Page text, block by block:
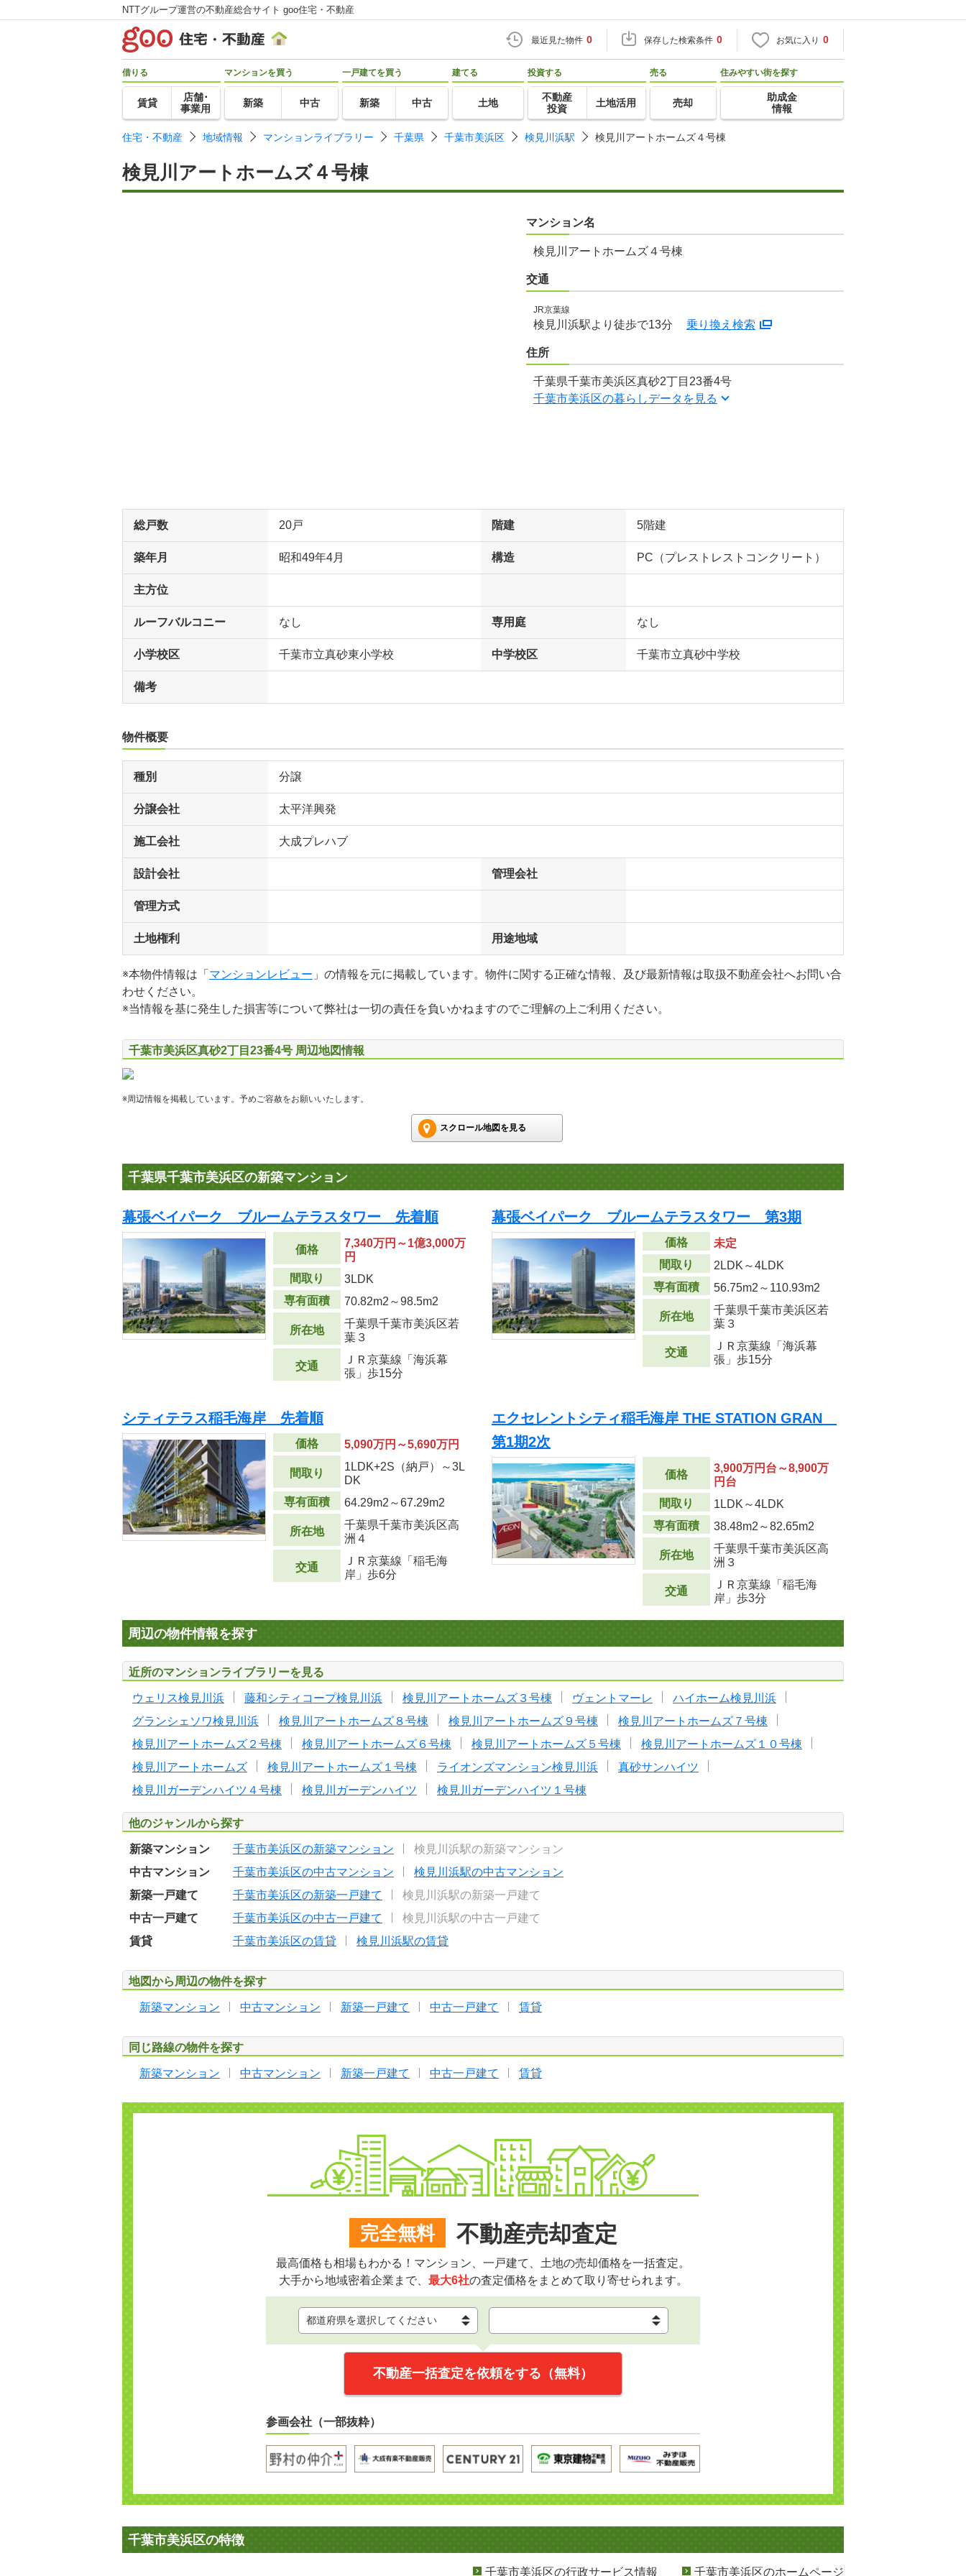
NTTグループ運営の不動産総合サイト goo住宅・不動産
最近見た物件 0 保存した検索条件 0 お気に入り 0
借りる
賃貸
店舗･
事業用
マンションを買う
新築 中古
一戸建てを買う
新築 中古
建てる
土地
投資する
不動産
投資
土地活用
売る
売却
住みやすい街を探す
助成金
情報
住宅・不動産 地域情報 マンションライブラリー 千葉県 千葉市美浜区 検見川浜駅 検見川アートホームズ４号棟
検見川アートホームズ４号棟
マンション名
検見川アートホームズ４号棟
交通
JR京葉線
検見川浜駅より徒歩で13分 乗り換え検索
住所
千葉県千葉市美浜区真砂2丁目23番4号
千葉市美浜区の暮らしデータを見る
総戸数 20戸 階建 5階建
築年月 昭和49年4月 構造 PC（プレストレストコンクリート）
主方位
ルーフバルコニー なし 専用庭 なし
小学校区 千葉市立真砂東小学校 中学校区 千葉市立真砂中学校
備考
物件概要
種別 分譲
分譲会社 太平洋興発
施工会社 大成プレハブ
設計会社 管理会社
管理方式
土地権利 用途地域
※本物件情報は「 マンションレビュー 」の情報を元に掲載しています。物件に関する正確な情報、及び最新情報は取扱不動産会社へお問い合
わせください。
※当情報を基に発生した損害等について弊社は一切の責任を負いかねますのでご理解の上ご利用ください。
千葉市美浜区真砂2丁目23番4号 周辺地図情報
※周辺情報を掲載しています。予めご容赦をお願いいたします。
スクロール地図を見る
千葉県千葉市美浜区の新築マンション
幕張ベイパーク ブルームテラスタワー 先着順
価格
7,340万円～1億3,000万
円
間取り
3LDK
専有面積
70.82m2 ～98.5m2
所在地
千葉県千葉市美浜区若
葉３
交通
ＪＲ京葉線「海浜幕
張」歩15分
幕張ベイパーク ブルームテラスタワー 第3期
価格
未定
間取り
2LDK～4LDK
専有面積
56.75m2 ～110.93m2
所在地
千葉県千葉市美浜区若
葉３
交通
ＪＲ京葉線「海浜幕
張」歩15分
シティテラス稲毛海岸 先着順
価格 5,090万円～5,690万円
間取り
1LDK+2S（納戸）～3L
DK
専有面積
64.29m2 ～67.29m2
所在地
千葉県千葉市美浜区高
洲４
交通
ＪＲ京葉線「稲毛海
岸」歩6分
エクセレントシティ稲毛海岸 THE STATION GRAN
第1期2次
価格
3,900万円台～8,900万
円台
間取り
1LDK～4LDK
専有面積
38.48m2 ～82.65m2
所在地
千葉県千葉市美浜区高
洲３
交通
ＪＲ京葉線「稲毛海
岸」歩3分
周辺の物件情報を探す
近所のマンションライブラリーを見る
ウェリス検見川浜 藤和シティコープ検見川浜 検見川アートホームズ３号棟 ヴェントマーレ
ハイホーム検見川浜
グランシェソワ検見川浜
検見川アートホームズ８号棟 検見川アートホームズ９号棟
検見川アートホームズ７号棟
検見川アートホームズ２号棟
検見川アートホームズ６号棟 検見川アートホームズ５号棟
検見川アートホームズ１０号棟
検見川アートホームズ
検見川アートホームズ１号棟 ライオンズマンション検見川浜
真砂サンハイツ
検見川ガーデンハイツ４号棟
検見川ガーデンハイツ 検見川ガーデンハイツ１号棟
他のジャンルから探す
新築マンション 千葉市美浜区の新築マンション
検見川浜駅の新築マンション
中古マンション
千葉市美浜区の中古マンション
検見川浜駅の中古マンション
新築一戸建て
千葉市美浜区の新築一戸建て
検見川浜駅の新築一戸建て
中古一戸建て
千葉市美浜区の中古一戸建て
検見川浜駅の中古一戸建て
賃貸
千葉市美浜区の賃貸 検見川浜駅の賃貸
地図から周辺の物件を探す
新築マンション 中古マンション 新築一戸建て 中古一戸建て 賃貸
同じ路線の物件を探す
新築マンション 中古マンション 新築一戸建て 中古一戸建て 賃貸
完全無料 不動産売却査定
最高価格も相場もわかる！マンション、一戸建て、土地の売却価格を一括査定。
大手から地域密着企業まで、 最大6社の査定価格をまとめて取り寄せられます。
不動産一括査定を依頼をする（無料）
参画会社（一部抜粋）
千葉市美浜区の特徴
千葉市美浜区の行政サービス情報 千葉市美浜区のホームページ